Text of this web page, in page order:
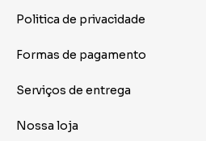
Politica de privacidade
Formas de pagamento
Serviços de entrega
Nossa loja